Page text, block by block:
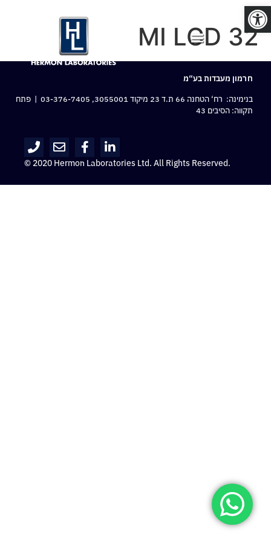
פתח סרגל נגישות
MI LCD 32
חרמון מעבדות בע“מ
בנימינה: רח‘ הטחנה 66 ת.ד 23 מיקוד 3055001,
03-376-7405 | פתח
תקווה: הסיבים 43
© 2020 Hermon Laboratories Ltd. All Rights Reserved.